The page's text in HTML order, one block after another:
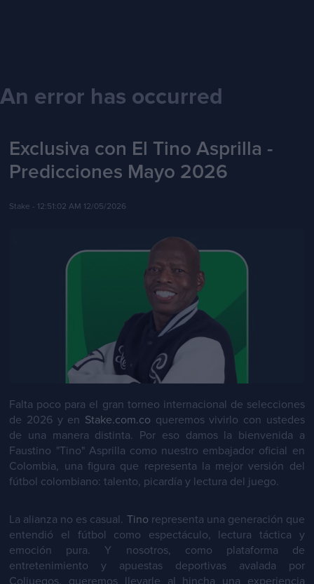
An error has occurred
Exclusiva con El Tino Asprilla -
Predicciones Mayo 2026
Stake - 12:51:02 AM 12/05/2026
Falta poco para el gran torneo internacional de selecciones
de 2026 y en Stake.com.co queremos vivirlo con ustedes
de una manera distinta. Por eso damos la bienvenida a
Faustino "Tino" Asprilla como nuestro embajador oficial en
Colombia, una figura que representa la mejor versión del
fútbol colombiano: talento, picardía y lectura del juego.
La alianza no es casual. Tino representa una generación que
entendió el fútbol como espectáculo, lectura táctica y
emoción pura. Y nosotros, como plataforma de
entretenimiento y apuestas deportivas avalada por
Coljuegos, queremos llevarle al hincha una experiencia